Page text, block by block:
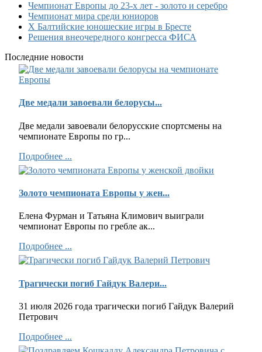
Чемпионат Европы до 23-х лет - золото и серебро
Чемпионат мира среди юниоров
Х Балтийские юношеские игры в Бресте
Решения внеочередного конгресса ФИСА
Последние новости
Две медали завоевали белорусы...
Две медали завоевали белорусские спортсмены на
чемпионате Европы по гр...
Подробнее ...
Золото чемпионата Европы у жен...
Елена Фурман и Татьяна Климович выиграли
чемпионат Европы по гребле ак...
Подробнее ...
Трагически погиб Гайдук Валери...
31 июля 2026 года трагически погиб Гайдук Валерий
Петрович
Подробнее ...